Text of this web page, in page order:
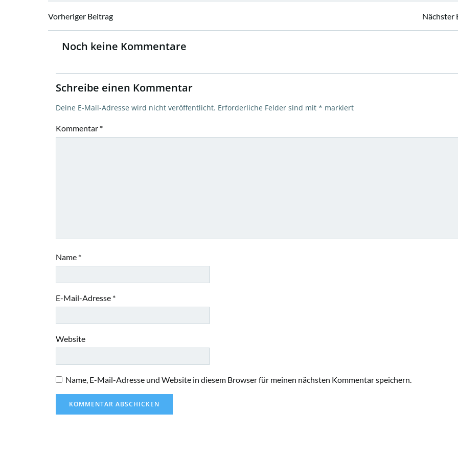
Beitragsnavigation
Vorheriger Beitrag Beitragsnavigation
Nächster
Noch keine Kommentare
Schreibe einen Kommentar
Deine E-Mail-Adresse wird nicht veröffentlicht. Erforderliche Felder sind mit * markiert
Kommentar *
Name *
E-Mail-Adresse *
Website
Name, E-Mail-Adresse und Website in diesem Browser für meinen nächsten Kommentar speichern.